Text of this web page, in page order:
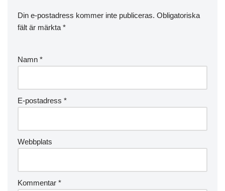
Din e-postadress kommer inte publiceras. Obligatoriska
fält är märkta *
Namn *
E-postadress *
Webbplats
Kommentar *